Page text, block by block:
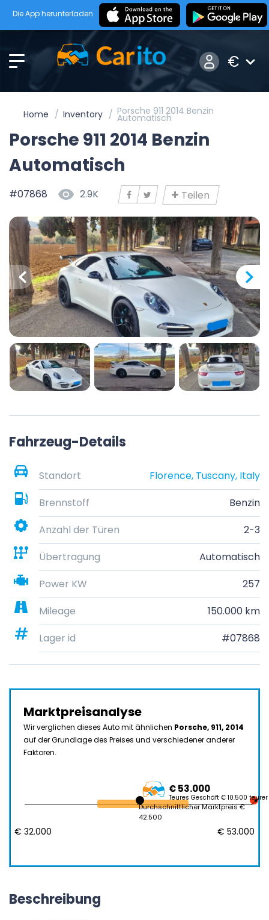
Die App herunterladen
€
Home Inventory Porsche 911 2014 Benzin
Automatisch
Porsche 911 2014 Benzin
Automatisch
#07868 2.9K Teilen
Fahrzeug-Details
Standort
Florence, Tuscany, Italy
Brennstoff
Benzin
Anzahl der Türen
2-3
Übertragung
Automatisch
Power KW
257
Mileage
150.000 km
Lager id
#07868
Marktpreisanalyse
Wir verglichen dieses Auto mit ähnlichen Porsche, 911, 2014
auf der Grundlage des Preises und verschiedener anderer
Faktoren.
€ 53.000
Teures Geschäft € 10.500 teurer
Durchschnittlicher Marktpreis €
42.500
€ 32.000 € 53.000
Beschreibung